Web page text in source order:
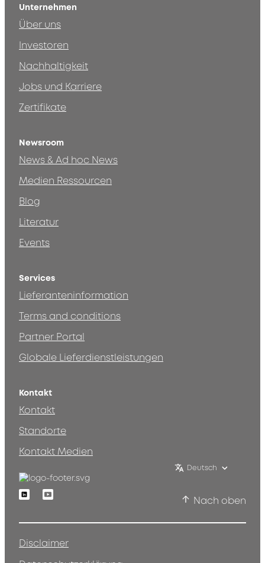
Unternehmen
Über uns
Investoren
Nachhaltigkeit
Jobs und Karriere
Zertifikate
Newsroom
News & Ad hoc News
Medien Ressourcen
Blog
Literatur
Events
Services
Lieferanteninformation
Terms and conditions
Partner Portal
Globale Lieferdienstleistungen
Kontakt
Kontakt
Standorte
Kontakt Medien
Deutsch
LinkedinYoutube
Nach oben
Disclaimer